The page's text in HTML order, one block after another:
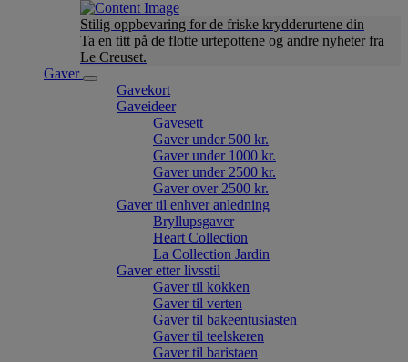
Stilig oppbevaring for de friske krydderurtene din
Ta en titt på de flotte urtepottene og andre nyheter fra
Le Creuset.
Gaver
Gavekort
Gaveideer
Gavesett
Gaver under 500 kr.
Gaver under 1000 kr.
Gaver under 2500 kr.
Gaver over 2500 kr.
Gaver til enhver anledning
Bryllupsgaver
Heart Collection
La Collection Jardin
Gaver etter livsstil
Gaver til kokken
Gaver til verten
Gaver til bakeentusiasten
Gaver til teelskeren
Gaver til baristaen